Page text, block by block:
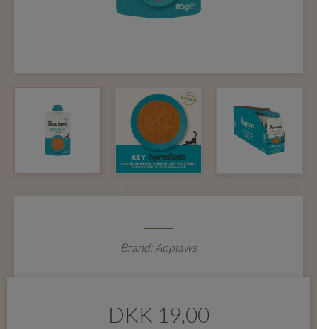
Brand: Applaws
DKK 19,00